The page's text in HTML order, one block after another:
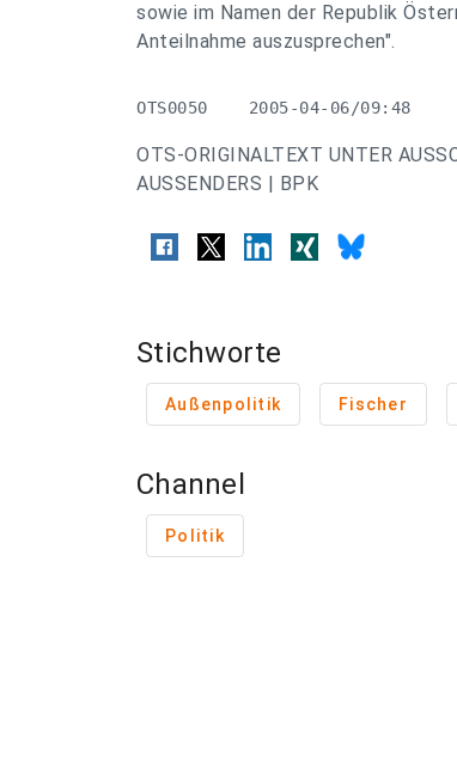
sowie im Namen der Republik
Anteilnahme auszusprechen".
OTS0050    2005-04-06/09:48
OTS-ORIGINALTEXT UNTER
AUSSENDERS | BPK
Stichworte
Außenpolitik Fischer
Channel
Politik